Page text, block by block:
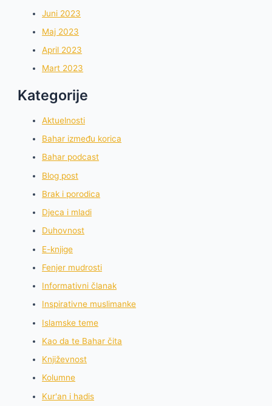
Juni 2023
Maj 2023
April 2023
Mart 2023
Kategorije
Aktuelnosti
Bahar između korica
Bahar podcast
Blog post
Brak i porodica
Djeca i mladi
Duhovnost
E-knjige
Fenjer mudrosti
Informativni članak
Inspirativne muslimanke
Islamske teme
Kao da te Bahar čita
Književnost
Kolumne
Kur'an i hadis